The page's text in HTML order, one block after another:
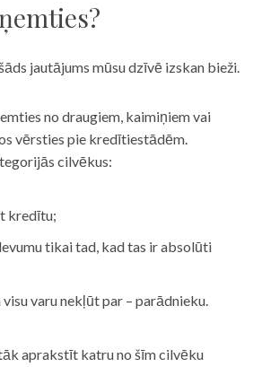
jautājums mūsu dzīvē izskan bieži.
no draugiem, kaimiņiem vai
vērsties pie kredītiestādēm.
cilvēkus:
kredītu;
tikai tad, kad tas ir absolūti
visu varu nekļūt par – parādnieku.
aprakstīt katru no šīm cilvēku